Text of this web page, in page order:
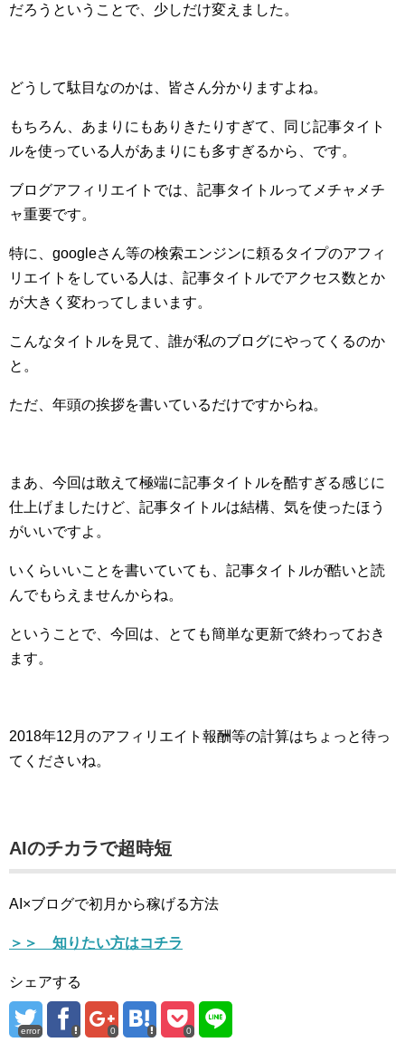
だろうということで、少しだけ変えました。
どうして駄目なのかは、皆さん分かりますよね。
もちろん、あまりにもありきたりすぎて、同じ記事タイト
ルを使っている人があまりにも多すぎるから、です。
ブログアフィリエイトでは、記事タイトルってメチャメチ
ャ重要です。
特に、googleさん等の検索エンジンに頼るタイプのアフィ
リエイトをしている人は、記事タイトルでアクセス数とか
が大きく変わってしまいます。
こんなタイトルを見て、誰が私のブログにやってくるのか
と。
ただ、年頭の挨拶を書いているだけですからね。
まあ、今回は敢えて極端に記事タイトルを酷すぎる感じに
仕上げましたけど、記事タイトルは結構、気を使ったほう
がいいですよ。
いくらいいことを書いていても、記事タイトルが酷いと読
んでもらえませんからね。
ということで、今回は、とても簡単な更新で終わっておき
ます。
2018年12月のアフィリエイト報酬等の計算はちょっと待っ
てくださいね。
AIのチカラで超時短
AI×ブログで初月から稼げる方法
＞＞ 知りたい方はコチラ
シェアする
error 0 0